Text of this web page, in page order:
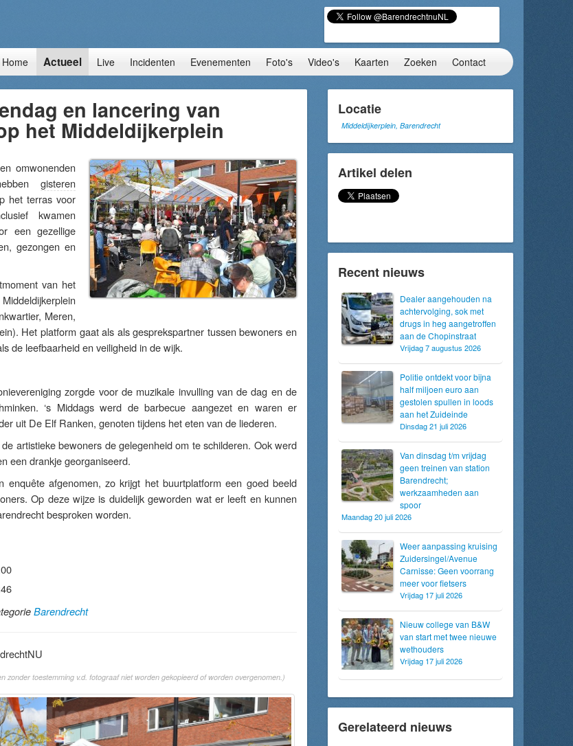
Home Actueel Live Incidenten Evenementen Foto's Video's Kaarten Zoeken Contact
en lancering van
het Middeldijkerplein
omwonenden
gisteren
het terras voor
kwamen
een gezellige
gezongen en
van het
Meren,
Het platform gaat als als gesprekspartner tussen bewoners en
de leefbaarheid en veiligheid in de wijk.
zorgde voor de muzikale invulling van de dag en de
‘s Middags werd de barbecue aangezet en waren er
uit De Elf Ranken, genoten tijdens het eten van de liederen.
artistieke bewoners de gelegenheid om te schilderen. Ook werd
een drankje georganiseerd.
enquête afgenomen, zo krijgt het buurtplatform een goed beeld
Op deze wijze is duidelijk geworden wat er leeft en kunnen
besproken worden.
Barendrecht
zonder toestemming v.d. fotograaf niet worden gekopieerd of worden overgenomen.)
Locatie
Middeldijkerplein, Barendrecht
Artikel delen
Recent nieuws
Dealer aangehouden na
achtervolging, sok met
drugs in heg aangetroffen
aan de Chopinstraat
Vrijdag 7 augustus 2026
Politie ontdekt voor bijna
half miljoen euro aan
gestolen spullen in loods
aan het Zuideinde
Dinsdag 21 juli 2026
Van dinsdag t/m vrijdag
geen treinen van station
Barendrecht;
werkzaamheden aan
spoor
Maandag 20 juli 2026
Weer aanpassing kruising
Zuidersingel/Avenue
Carnisse: Geen voorrang
meer voor fietsers
Vrijdag 17 juli 2026
Nieuw college van B&W
van start met twee nieuwe
wethouders
Vrijdag 17 juli 2026
Gerelateerd nieuws